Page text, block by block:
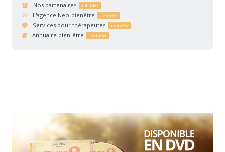
Nos partenaires
L'agence Neo-bienêtre
Services pour thérapeutes
Annuaire bien-être